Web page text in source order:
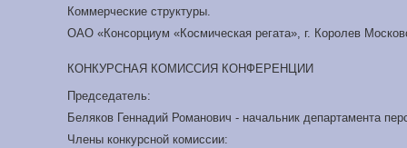
Коммерческие структуры.
ОАО «Консорциум «Космическая регата», г. Королев
КОНКУРСНАЯ КОМИССИЯ КОНФЕРЕНЦИИ
Председатель:
Беляков Геннадий Романович - начальник департамента
Члены конкурсной комиссии: